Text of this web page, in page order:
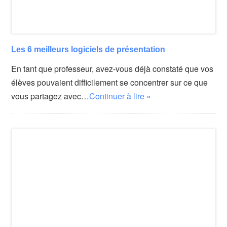
Les 6 meilleurs logiciels de présentation
En tant que professeur, avez-vous déjà constaté que vos
élèves pouvaient difficilement se concentrer sur ce que
vous partagez avec…Continuer à lire »